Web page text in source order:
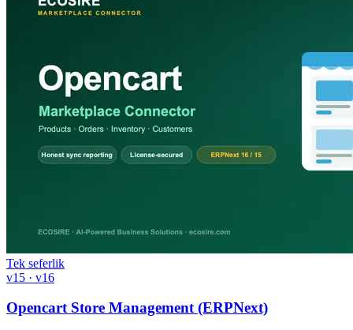
Tek seferlik
v15 · v16
Opencart Store Management (ERPNext)